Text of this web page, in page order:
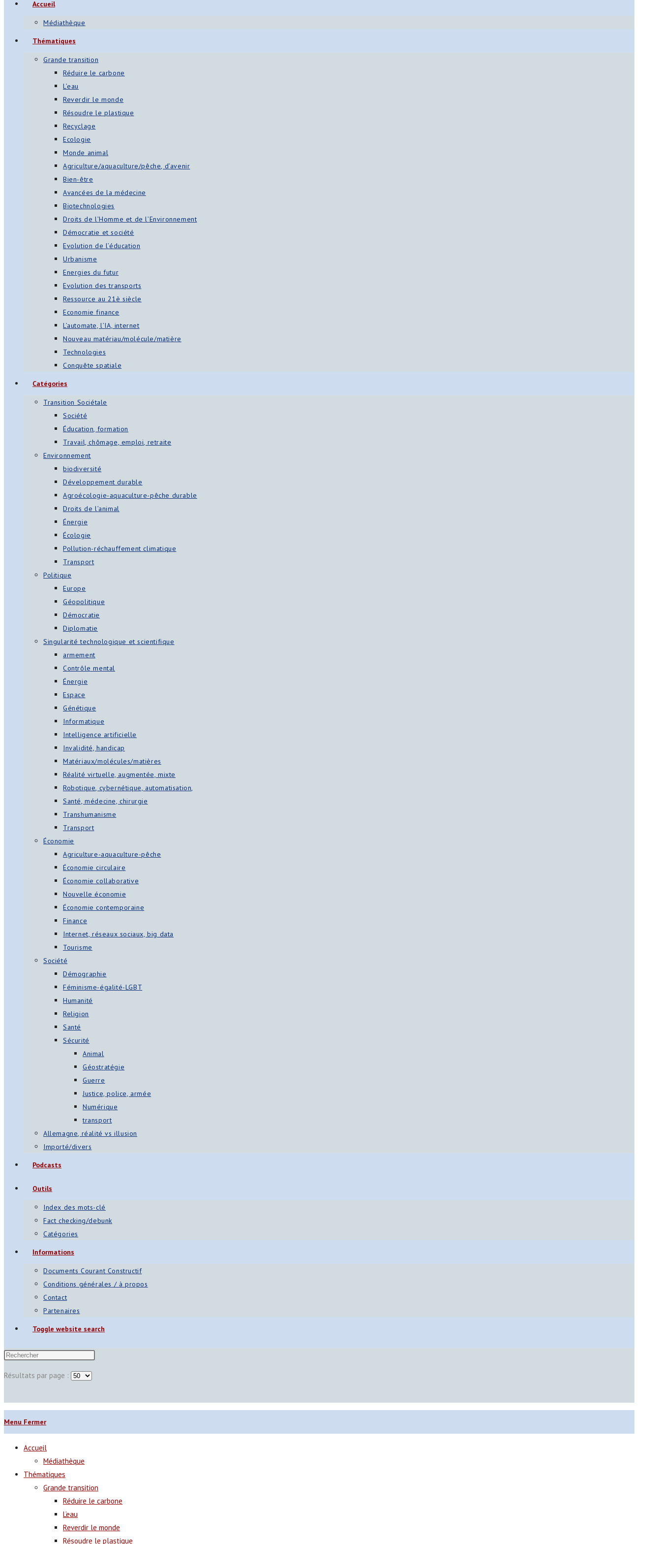
Accueil
Médiathèque
Thématiques
Grande transition
Réduire le carbone
L’eau
Reverdir le monde
Résoudre le plastique
Recyclage
Ecologie
Monde animal
Agriculture/aquaculture/pêche, d’avenir
Bien-être
Avancées de la médecine
Biotechnologies
Droits de l’Homme et de l’Environnement
Démocratie et société
Evolution de l’éducation
Urbanisme
Energies du futur
Evolution des transports
Ressource au 21è siècle
Economie finance
L’automate, l’IA, internet
Nouveau matériau/molécule/matière
Technologies
Conquête spatiale
Catégories
Transition Sociétale
Société
Éducation, formation
Travail, chômage, emploi, retraite
Environnement
biodiversité
Développement durable
Agroécologie-aquaculture-pêche durable
Droits de l’animal
Énergie
Écologie
Pollution-réchauffement climatique
Transport
Politique
Europe
Géopolitique
Démocratie
Diplomatie
Singularité technologique et scientifique
armement
Contrôle mental
Énergie
Espace
Génétique
Informatique
Intelligence artificielle
Invalidité, handicap
Matériaux/molécules/matières
Réalité virtuelle, augmentée, mixte
Robotique, cybernétique, automatisation,
Santé, médecine, chirurgie
Transhumanisme
Transport
Économie
Agriculture-aquaculture-pêche
Économie circulaire
Économie collaborative
Nouvelle économie
Économie contemporaine
Finance
Internet, réseaux sociaux, big data
Tourisme
Société
Démographie
Féminisme-égalité-LGBT
Humanité
Religion
Santé
Sécurité
Animal
Géostratégie
Guerre
Justice, police, armée
Numérique
transport
Allemagne, réalité vs illusion
Importé/divers
Podcasts
Outils
Index des mots-clé
Fact checking/debunk
Catégories
Informations
Documents Courant Constructif
Conditions générales / à propos
Contact
Partenaires
Toggle website search
Résultats par page :
Menu Fermer
Accueil
Médiathèque
Thématiques
Grande transition
Réduire le carbone
L’eau
Reverdir le monde
Résoudre le plastique